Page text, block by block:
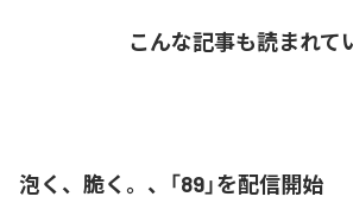
こんな記事も読まれて
泡く、脆く。、「89」を配信開始